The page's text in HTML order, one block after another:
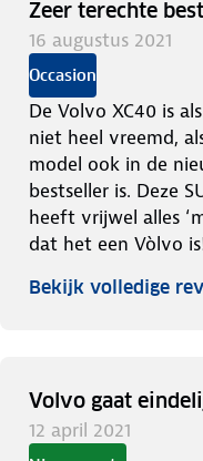
Zeer terechte
16 augustus 2021
Occasion
De Volvo XC40 is
niet heel vreemd,
model ook in de
bestseller is. Deze
heeft vrijwel alles
dat het een Vòlvo
Bekijk volledige
Volvo gaat
12 april 2021